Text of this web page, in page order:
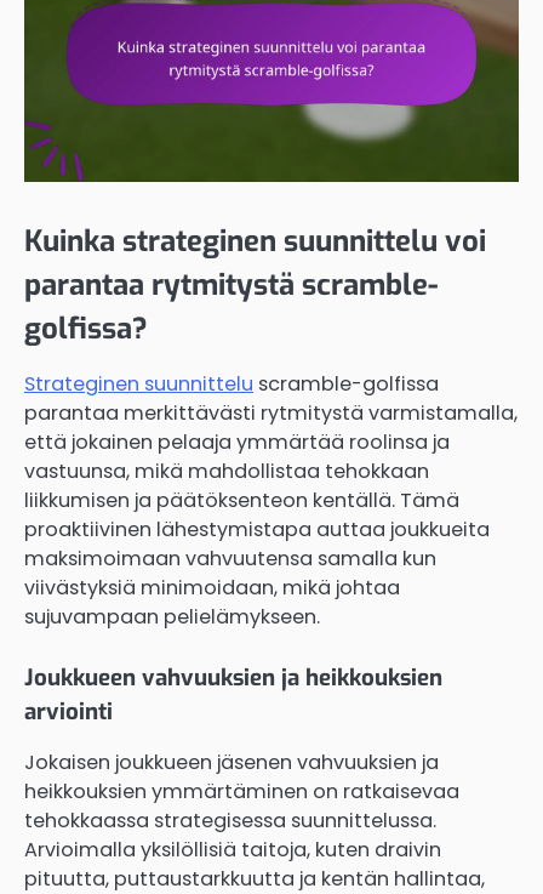
Kuinka strateginen suunnittelu voi
parantaa rytmitystä scramble-
golfissa?
Strateginen suunnittelu scramble-golfissa
parantaa merkittävästi rytmitystä varmistamalla,
että jokainen pelaaja ymmärtää roolinsa ja
vastuunsa, mikä mahdollistaa tehokkaan
liikkumisen ja päätöksenteon kentällä. Tämä
proaktiivinen lähestymistapa auttaa joukkueita
maksimoimaan vahvuutensa samalla kun
viivästyksiä minimoidaan, mikä johtaa
sujuvampaan pelielämykseen.
Joukkueen vahvuuksien ja heikkouksien
arviointi
Jokaisen joukkueen jäsenen vahvuuksien ja
heikkouksien ymmärtäminen on ratkaisevaa
tehokkaassa strategisessa suunnittelussa.
Arvioimalla yksilöllisiä taitoja, kuten draivin
pituutta, puttaustarkkuutta ja kentän hallintaa,